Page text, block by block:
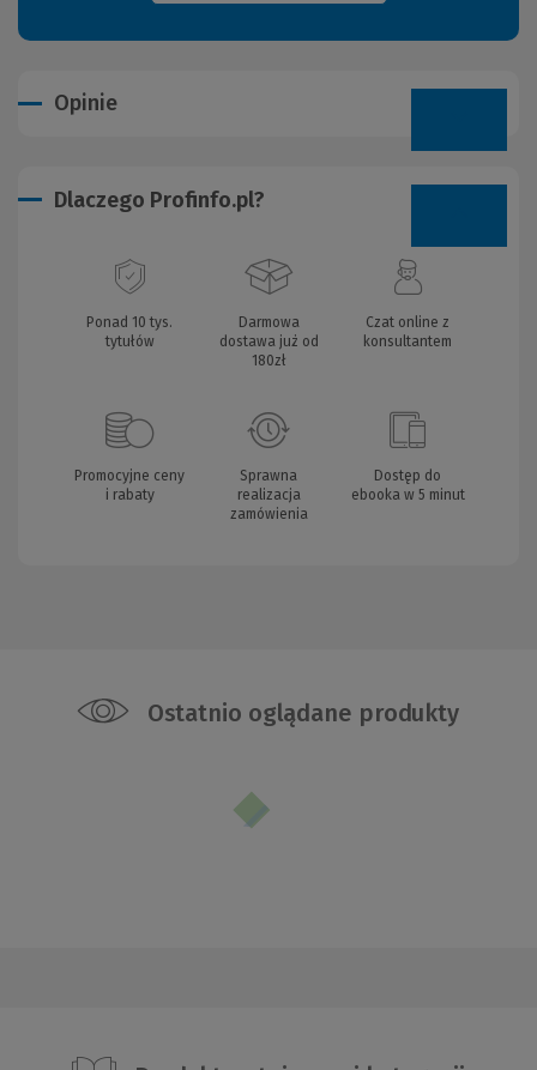
Opinie
Dlaczego Profinfo.pl?
Ponad 10 tys.
tytułów
Darmowa
dostawa już od
180zł
Czat online z
konsultantem
Promocyjne ceny
i rabaty
Sprawna
realizacja
zamówienia
Dostęp do
ebooka w 5 minut
Ostatnio oglądane produkty